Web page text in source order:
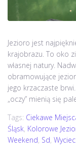
Jezioro jest
krajobrazu. To oko
własnej natury.
obramowujące
jego krzaczaste
„oczy” mienią się
Tags: Ciekawe
Śląsk, Kolorowe
Weekend, Sd,